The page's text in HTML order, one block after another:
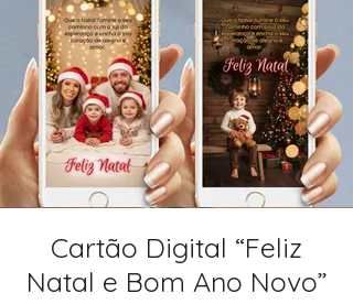
Cartão Digital “Feliz
Natal e Bom Ano Novo”